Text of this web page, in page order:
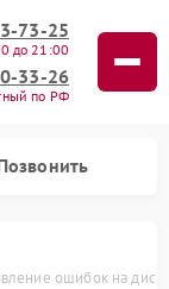
73-25
до 21:00
33-26
по РФ
ошибок на